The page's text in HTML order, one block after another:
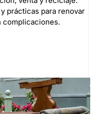
prácticas para renovar
complicaciones.